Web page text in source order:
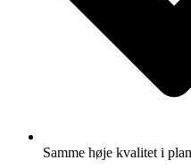
Samme høje kvalitet i